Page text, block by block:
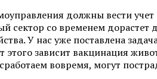
должны вести
сектор со временем
У нас уже поставлена
этого зависит вакцинация
вовремя, могут